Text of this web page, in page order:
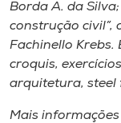
A+
A-
Borda A. da
construção civil”,
Fachinello Krebs.
croquis,
arquitetura, steel
Mais